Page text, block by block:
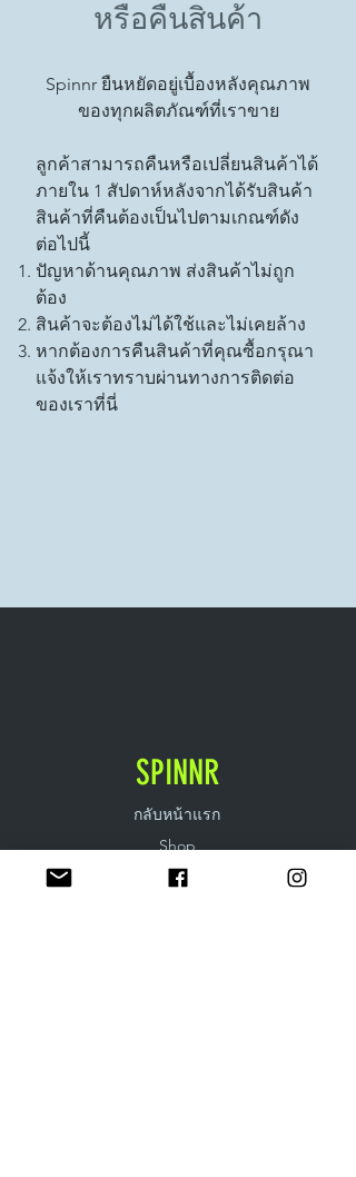
หรือคืนสินค้า
Spinnr ยืนหยัดอยู่เบื้องหลังคุณภาพ
ของทุกผลิตภัณฑ์ที่เราขาย
ลูกค้าสามารถคืนหรือเปลี่ยนสินค้าได้
ภายใน 1 สัปดาห์หลังจากได้รับสินค้า
สินค้าที่คืนต้องเป็นไปตามเกณฑ์ดัง
ต่อไปนี้
ปัญหาด้านคุณภาพ ส่งสินค้าไม่ถูก
ต้อง
สินค้าจะต้องไม่ได้ใช้และไม่เคยล้าง
หากต้องการคืนสินค้าที่คุณซื้อกรุณา
แจ้งให้เราทราบผ่านทางการติดต่อ
ของเราที่นี่
SPINNR
กลับหน้าแรก
Shop
เกี่ยวกับเรา